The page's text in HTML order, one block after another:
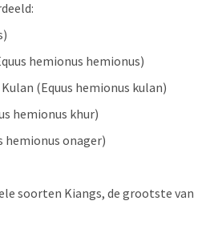
hemionus hemionus)
(Equus hemionus kulan)
hemionus khur)
hemionus onager)
soorten Kiangs, de grootste van